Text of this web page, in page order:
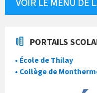
PORTAILS
• École de Thilay
• Collège de